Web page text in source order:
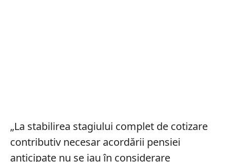
„La stabilirea stagiului complet de cotizare
contributiv necesar acordării pensiei
anticipate nu se iau în considerare